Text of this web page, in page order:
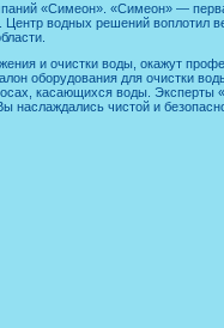
«Симеон». «Симеон» —
водных решений воплотил
и очистки воды, окажут
оборудования для очистки
касающихся воды. Эксперты
наслаждались чистой и